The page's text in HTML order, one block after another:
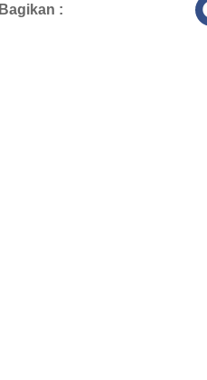
Bagikan :